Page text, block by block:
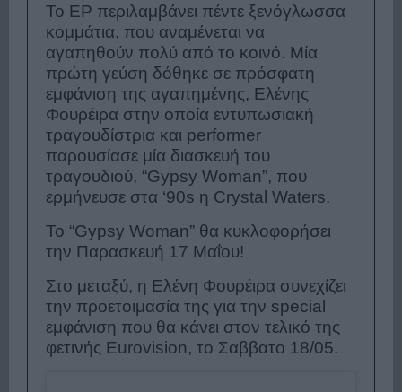
Το EP περιλαμβάνει πέντε ξενόγλωσσα
κομμάτια, που αναμένεται να
αγαπηθούν πολύ από το κοινό. Μία
πρώτη γεύση δόθηκε σε πρόσφατη
εμφάνιση της αγαπημένης, Ελένης
Φουρέιρα στην οποία εντυπωσιακή
τραγουδίστρια και performer
παρουσίασε μία διασκευή του
τραγουδιού, “Gypsy Woman”, που
ερμήνευσε στα ‘90s η Crystal Waters.
Το “Gypsy Woman” θα κυκλοφορήσει
την Παρασκευή 17 Μαΐου!
Στο μεταξύ, η Ελένη Φουρέιρα συνεχίζει
την προετοιμασία της για την special
εμφάνιση που θα κάνει στον τελικό της
φετινής Eurovision, το Σαββατο 18/05.